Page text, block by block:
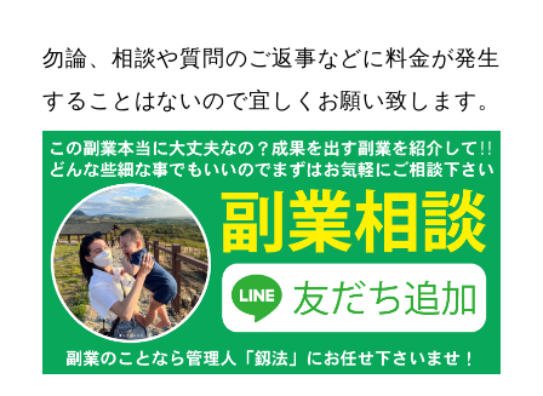
勿論、相談や質問のご返事などに料金が発生
することはないので宜しくお願い致します。